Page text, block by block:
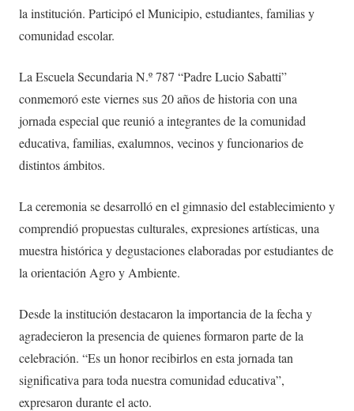
la institución. Participó el Municipio, estudiantes, familias y
comunidad escolar.
La Escuela Secundaria N.º 787 “Padre Lucio Sabatti”
conmemoró este viernes sus 20 años de historia con una
jornada especial que reunió a integrantes de la comunidad
educativa, familias, exalumnos, vecinos y funcionarios de
distintos ámbitos.
La ceremonia se desarrolló en el gimnasio del establecimiento y
comprendió propuestas culturales, expresiones artísticas, una
muestra histórica y degustaciones elaboradas por estudiantes de
la orientación Agro y Ambiente.
Desde la institución destacaron la importancia de la fecha y
agradecieron la presencia de quienes formaron parte de la
celebración. “Es un honor recibirlos en esta jornada tan
significativa para toda nuestra comunidad educativa”,
expresaron durante el acto.